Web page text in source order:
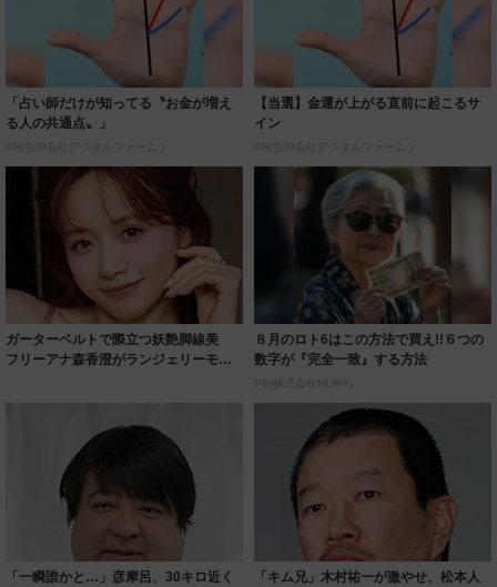
「占い師だけが知ってる〝お金が増え
る人の共通点〟」
PR(合同会社デジタルファーム )
【当選】金運が上がる直前に起こるサ
イン
PR(合同会社デジタルファーム )
ガーターベルトで際立つ妖艶脚線美
フリーアナ森香澄がランジェリーモデ
８月のロト6はこの方法で買え!!６つの
数字が『完全一致』する方法
PR(株式会社MURA)
「一瞬誰かと…」彦摩呂、30キロ近く
「キム兄」木村祐一が激やせ、松本人